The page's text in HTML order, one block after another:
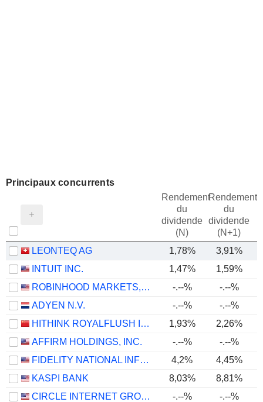
Principaux concurrents
Rendement
du
dividende
(N)
Rendement
du
dividende
(N+1)
LEONTEQ AG 1,78% 3,91%
INTUIT INC.
1,47% 1,59%
ROBINHOOD MARKETS, INC.
-.--%
-.--%
ADYEN N.V.
-.--% -.--%
HITHINK ROYALFLUSH INFORMATION NETWORK CO., LTD.
1,93%
2,26%
AFFIRM HOLDINGS, INC.
-.--% -.--%
FIDELITY NATIONAL INFORMATION SERVICES, INC.
4,2%
4,45%
KASPI BANK
8,03%
8,81%
CIRCLE INTERNET GROUP, INC.
-.--%
-.--%